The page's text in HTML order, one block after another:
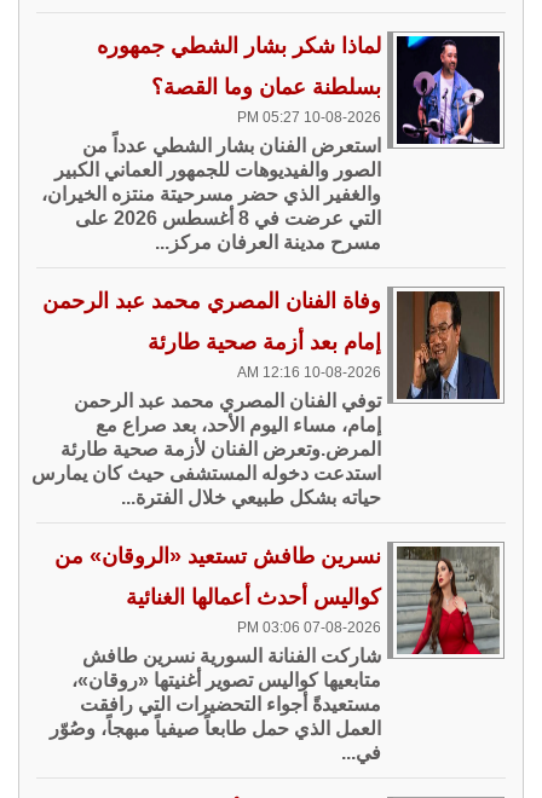
لماذا شكر بشار الشطي جمهوره
بسلطنة عمان وما القصة؟
10-08-2026 05:27 PM
استعرض الفنان بشار الشطي عدداً من
الصور والفيديوهات للجمهور العماني الكبير
والغفير الذي حضر مسرحيتة منتزه الخيران،
التي عرضت في 8 أغسطس 2026 على
مسرح مدينة العرفان مركز...
وفاة الفنان المصري محمد عبد الرحمن
إمام بعد أزمة صحية طارئة
10-08-2026 12:16 AM
توفي الفنان المصري محمد عبد الرحمن
إمام، مساء اليوم الأحد، بعد صراع مع
المرض.وتعرض الفنان لأزمة صحية طارئة
استدعت دخوله المستشفى حيث كان يمارس
حياته بشكل طبيعي خلال الفترة...
نسرين طافش تستعيد «الروقان» من
كواليس أحدث أعمالها الغنائية
07-08-2026 03:06 PM
شاركت الفنانة السورية نسرين طافش
متابعيها كواليس تصوير أغنيتها «روقان»،
مستعيدةً أجواء التحضيرات التي رافقت
العمل الذي حمل طابعاً صيفياً مبهجاً، وصُوّر
في...